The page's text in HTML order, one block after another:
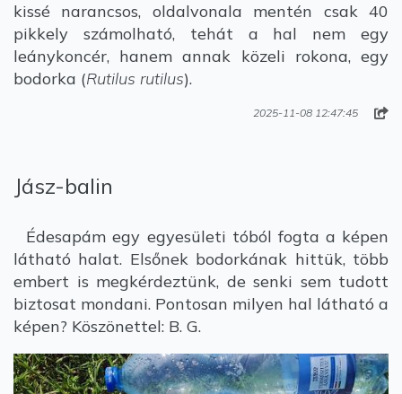
kissé narancsos, oldalvonala mentén csak 40
pikkely számolható, tehát a hal nem egy
leánykoncér, hanem annak közeli rokona, egy
bodorka (Rutilus rutilus).
2025-11-08 12:47:45
Jász-balin
Édesapám egy egyesületi tóból fogta a képen
látható halat. Elsőnek bodorkának hittük, több
embert is megkérdeztünk, de senki sem tudott
biztosat mondani. Pontosan milyen hal látható a
képen? Köszönettel: B. G.